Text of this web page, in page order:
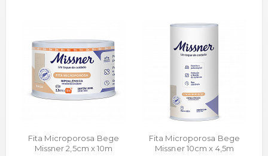
Fita Microporosa Bege
Missner 2,5cm x 10m
Fita Microporosa Bege
Missner 10cm x 4,5m